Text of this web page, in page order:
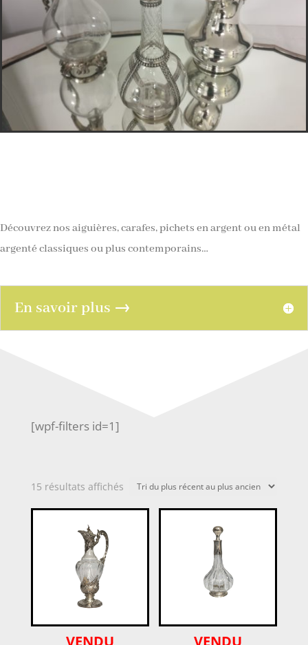
Découvrez nos aiguières, carafes, pichets en argent ou en métal
argenté classiques ou plus contemporains…
En savoir plus →
[wpf-filters id=1]
15 résultats affichésTrié
du
VENDU VENDU